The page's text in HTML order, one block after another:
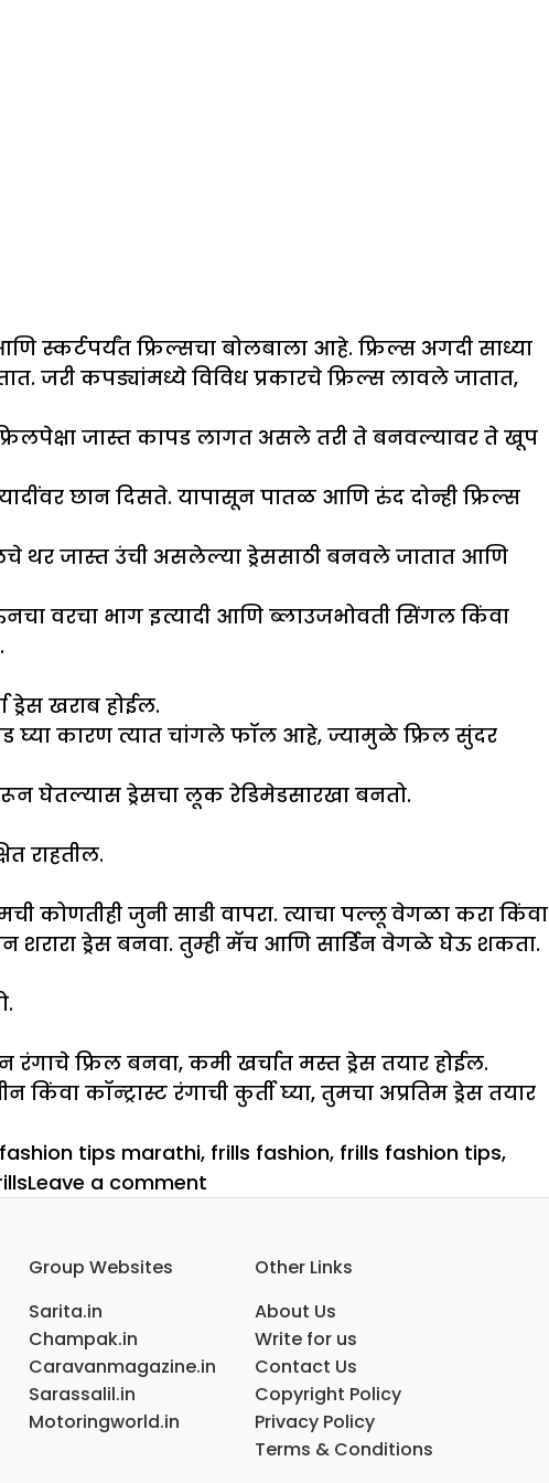
फ्रिल्सचा बोलबाला आहे. फ्रिल्स अगदी साध्या
कपड्यांमध्ये विविध प्रकारचे फ्रिल्स लावले जातात,
जास्त कापड लागत असले तरी ते बनवल्यावर ते खूप
छान दिसते. यापासून पातळ आणि रुंद दोन्ही फ्रिल्स
थर जास्त उंची असलेल्या ड्रेससाठी बनवले जातात आणि
वरचा भाग इत्यादी आणि ब्लाउजभोवती सिंगल किंवा
खराब होईल.
घ्या कारण त्यात चांगले फॉल आहे, ज्यामुळे फ्रिल सुंदर
घेतल्यास ड्रेसचा लूक रेडिमेडसारखा बनतो.
राहतील.
जुनी साडी वापरा. त्याचा पल्लू वेगळा करा किंवा
शरारा ड्रेस बनवा. तुम्ही मॅच आणि सार्डिन वेगळे घेऊ शकता.
रंगाचे फ्रिल बनवा, कमी खर्चात मस्त ड्रेस तयार होईल.
कॉन्ट्रास्ट रंगाची कुर्ती घ्या, तुमचा अप्रतिम ड्रेस तयार
fashion tips marathi, frills fashion, frills fashion tips,
Leave a comment
Attractive
Group Websites
Sarita.in
Champak.in
Caravanmagazine.in
Sarassalil.in
Motoringworld.in
Other Links
About Us
Write for us
Contact Us
Copyright Policy
Privacy Policy
Terms & Conditions